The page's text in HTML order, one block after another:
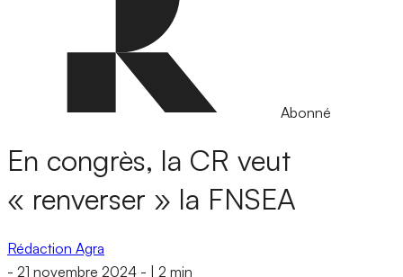
Abonné
En congrès, la CR veut
« renverser » la FNSEA
Rédaction Agra
- 21 novembre 2024 - 2 min